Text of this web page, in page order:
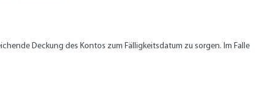
Deckung des Kontos zum Fälligkeitsdatum zu sorgen. Im Falle